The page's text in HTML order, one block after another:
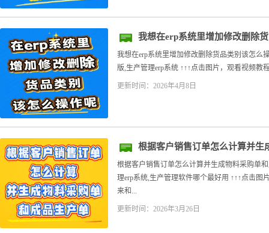
我想在erp系统里增加修改删除
我想在erp系统里增加修改删除货品类别该怎么
版,生产管理erp系统 ↑↑↑点击图片，观看视频教
更新时间：2026年4月8日
根据客户销售订单怎么计算并生
根据客户销售订单怎么计算并生成物料采购单
理erp系统,生产管理软件哪个最好用 ↑↑↑点击
来和...
更新时间：2026年3月26日